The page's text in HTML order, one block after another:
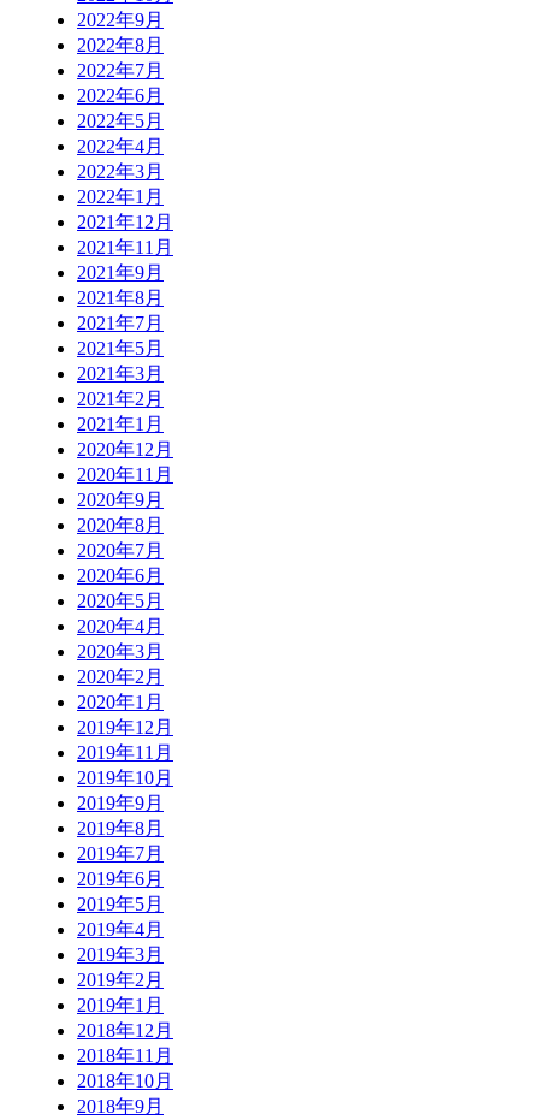
2022年9月
2022年8月
2022年7月
2022年6月
2022年5月
2022年4月
2022年3月
2022年1月
2021年12月
2021年11月
2021年9月
2021年8月
2021年7月
2021年5月
2021年3月
2021年2月
2021年1月
2020年12月
2020年11月
2020年9月
2020年8月
2020年7月
2020年6月
2020年5月
2020年4月
2020年3月
2020年2月
2020年1月
2019年12月
2019年11月
2019年10月
2019年9月
2019年8月
2019年7月
2019年6月
2019年5月
2019年4月
2019年3月
2019年2月
2019年1月
2018年12月
2018年11月
2018年10月
2018年9月